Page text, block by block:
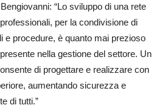
“Lo sviluppo di una rete
per la condivisione di
e procedure, è quanto mai prezioso
nella gestione del settore. Un
di progettare e realizzare con
aumentando sicurezza e
di tutti.”